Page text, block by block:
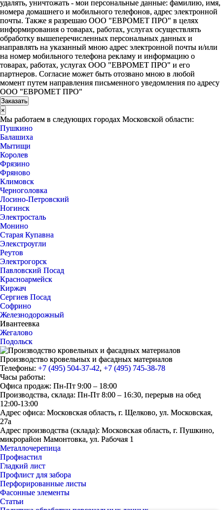
удалять, уничтожать - мои персональные данные: фамилию, имя,
номера домашнего и мобильного телефонов, адрес электронной
почты. Также я разрешаю ООО "ЕВРОМЕТ ПРО" в целях
информирования о товарах, работах, услугах осуществлять
обработку вышеперечисленных персональных данных и
направлять на указанный мною адрес электронной почты и/или
на номер мобильного телефона рекламу и информацию о
товарах, работах, услугах ООО "ЕВРОМЕТ ПРО" и его
партнеров. Согласие может быть отозвано мною в любой
момент путем направления письменного уведомления по адресу
ООО "ЕВРОМЕТ ПРО"
×
Мы работаем в следующих городах Московской области:
Пушкино
Балашиха
Мытищи
Королев
Фрязино
Фряново
Климовск
Черноголовка
Лосино-Петровский
Ногинск
Электросталь
Монино
Старая Купавна
Элекстроугли
Реутов
Электрогорск
Павловский Посад
Красноармейск
Киржач
Сергиев Посад
Софрино
Железнодорожный
Ивантеевка
Жегалово
Подольск
Производство кровельных и фасадных материалов
Телефоны: +7 (495) 504-37-42, +7 (495) 745-38-78
Часы работы:
Офиса продаж: Пн-Пт 9:00 – 18:00
Производства, склада: Пн-Пт 8:00 – 16:30, перерыв на обед
12:00-13:00
Адрес офиса: Московская область, г. Щелково, ул. Московская,
27а
Адрес производства (склада): Московская область, г. Пушкино,
микрорайон Мамонтовка, ул. Рабочая 1
Металлочерепица
Профнастил
Гладкий лист
Профлист для забора
Перфорированные листы
Фасонные элементы
Статьи